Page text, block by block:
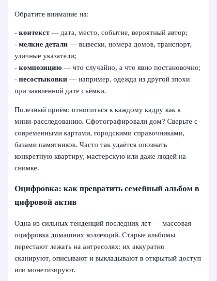
Обратите внимание на:
-контекст— дата, место, событие, вероятный автор;
-мелкие детали — вывески, номера домов, транспорт,
уличные указатели;
-композицию — что случайно, а что явно постановочно;
-несостыковки — например, одежда из другой эпохи
при заявленной дате съёмки.
Полезный приём: относиться к каждому кадру как к
мини‑расследованию. Сфотографировали дом? Сверьте с
современными картами, городскими справочниками,
базами памятников. Часто так удаётся опознать
конкретную квартиру, мастерскую или даже людей на
снимке.
Оцифровка: как превратить семейный альбом в
цифровой актив
Одна из сильных тенденций последних лет — массовая
оцифровка домашних коллекций. Старые альбомы
перестают лежать на антресолях: их аккуратно
сканируют, описывают и выкладывают в открытый доступ
или монетизируют.